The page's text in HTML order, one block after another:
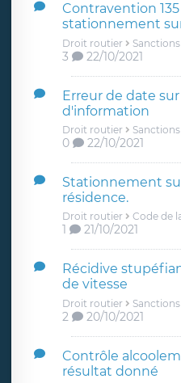
Contravention
stationnement
Droit routier Sanctions
3 22/10/2021
Erreur de date
d'information
Droit routier Sanctions
0 22/10/2021
Stationnement
résidence.
Droit routier Code de
1 21/10/2021
Récidive
de vitesse
Droit routier Sanctions
2 20/10/2021
Contrôle
résultat donné